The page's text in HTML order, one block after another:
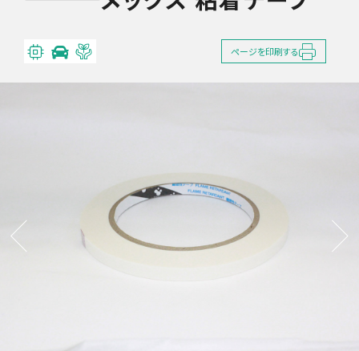
ページを印刷する